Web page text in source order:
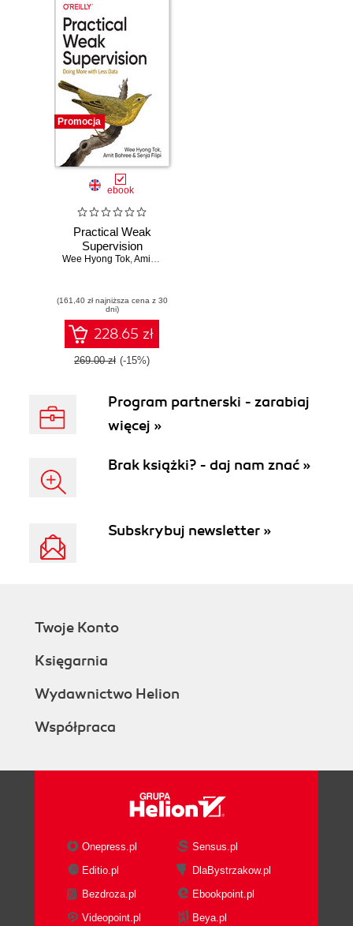
Promocja
ebook
Practical Weak
Supervision
Wee Hyong Tok,Amit Bahree
(161,40 zł najniższa cena z 30
dni)
228.65 zł
269.00 zł (-15%)
Program partnerski - zarabiaj
więcej »
Brak książki? - daj nam znać »
Subskrybuj newsletter »
Twoje Konto
Księgarnia
Wydawnictwo Helion
Współpraca
Onepress.pl
Sensus.pl
Editio.pl
DlaBystrzakow.pl
Bezdroza.pl
Ebookpoint.pl
Videopoint.pl
Beya.pl